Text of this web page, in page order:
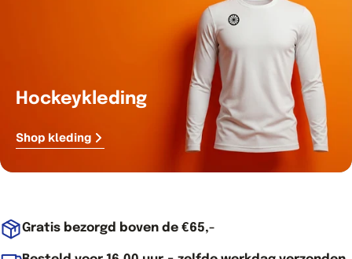
Hockeykleding
Shop kleding
Gratis bezorgd boven de €65,-